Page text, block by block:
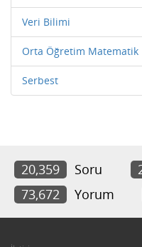
Veri Bilimi
Orta Öğretim Matematik
Serbest
20,359 Soru
73,672
Yorum